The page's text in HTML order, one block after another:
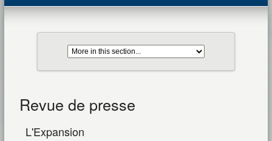
Revue de presse
L'Expansion